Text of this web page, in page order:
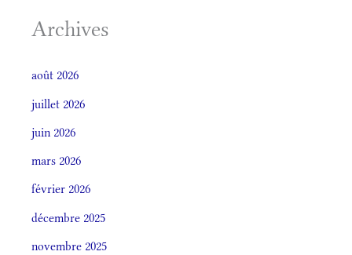
Archives
août 2026
juillet 2026
juin 2026
mars 2026
février 2026
décembre 2025
novembre 2025